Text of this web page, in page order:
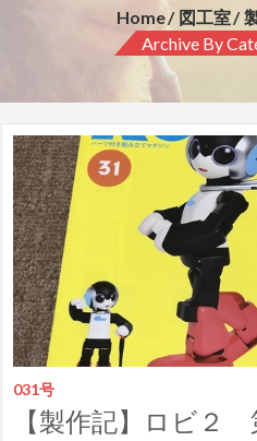
Home 図工室
Archive By
031号
【製作記】ロビ２